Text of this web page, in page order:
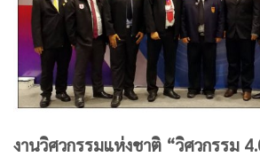
งานวิศวกรรมแห่งชาติ “วิศวกรรม